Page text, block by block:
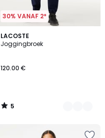
30% VANAF 2*
LACOSTE
Joggingbroek
120.00 €
5
/
4
Kleuren
5
/